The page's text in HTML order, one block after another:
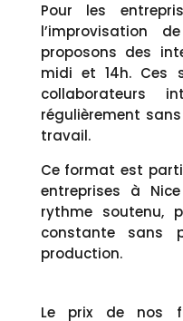
Pour les
l’improvisation
proposons des
midi et 14h. Ces
collaborateurs
régulièrement
travail.
Ce format est
entreprises à
rythme soutenu,
constante sans
production.
Le prix de nos